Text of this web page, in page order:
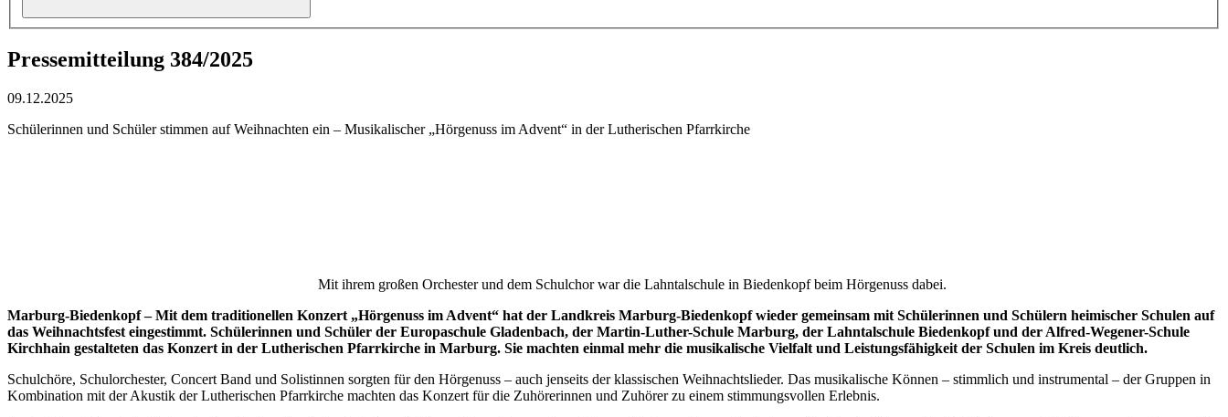
Pressemitteilung 384/2025
09.12.2025
Schülerinnen und Schüler stimmen auf Weihnachten ein – Musikalischer „Hörgenuss im Advent“ in der Lutherischen Pfarrkirche
Mit ihrem großen Orchester und dem Schulchor war die Lahntalschule in Biedenkopf beim Hörgenuss dabei.
Marburg-Biedenkopf – Mit dem traditionellen Konzert „Hörgenuss im Advent“ hat der Landkreis Marburg-Biedenkopf wieder gemeinsam mit Schülerinnen und Schülern heimischer Schulen auf
das Weihnachtsfest eingestimmt. Schülerinnen und Schüler der Europaschule Gladenbach, der Martin-Luther-Schule Marburg, der Lahntalschule Biedenkopf und der Alfred-Wegener-Schule
Kirchhain gestalteten das Konzert in der Lutherischen Pfarrkirche in Marburg. Sie machten einmal mehr die musikalische Vielfalt und Leistungsfähigkeit der Schulen im Kreis deutlich.
Schulchöre, Schulorchester, Concert Band und Solistinnen sorgten für den Hörgenuss – auch jenseits der klassischen Weihnachtslieder. Das musikalische Können – stimmlich und instrumental – der Gruppen in
Kombination mit der Akustik der Lutherischen Pfarrkirche machten das Konzert für die Zuhörerinnen und Zuhörer zu einem stimmungsvollen Erlebnis.